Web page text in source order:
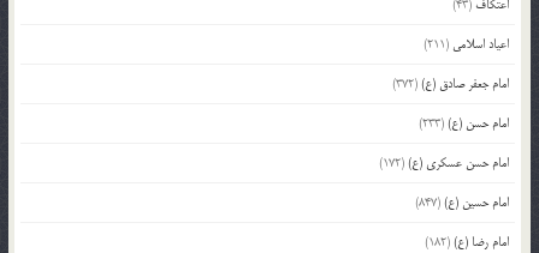
اعتکاف (43)
اعیاد اسلامی (211)
امام جعفر صادق (ع)(372)
امام حسن (ع)(233)
امام حسن عسکری (ع)(172)
امام حسین (ع)(847)
امام رضا (ع)(182)